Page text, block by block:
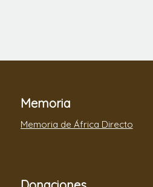
Memoria
Memoria de África Directo